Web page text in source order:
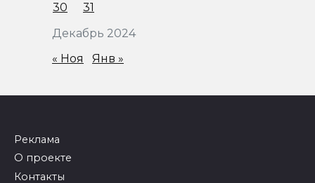
Декабрь 2024
30
31
« Ноя Янв »
Реклама
О проекте
Контакты